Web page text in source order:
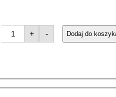
+ - Dodaj do